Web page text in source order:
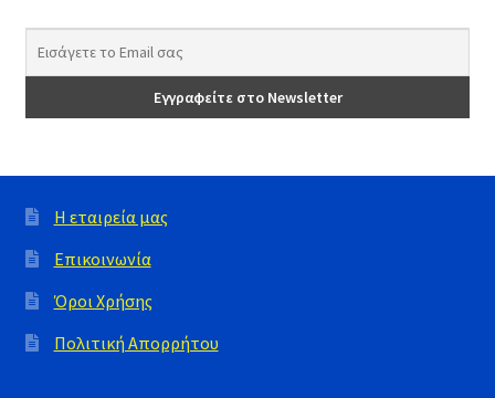
Η εταιρεία μας
Επικοινωνία
Όροι Χρήσης
Πολιτική Απορρήτου